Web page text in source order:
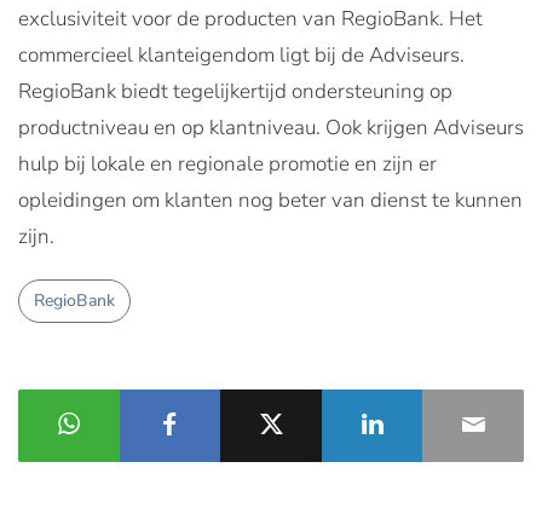
exclusiviteit voor de producten van RegioBank. Het
commercieel klanteigendom ligt bij de Adviseurs.
RegioBank biedt tegelijkertijd ondersteuning op
productniveau en op klantniveau. Ook krijgen Adviseurs
hulp bij lokale en regionale promotie en zijn er
opleidingen om klanten nog beter van dienst te kunnen
zijn.
RegioBank